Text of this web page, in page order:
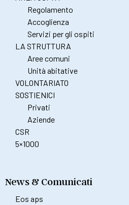
Regolamento
Accoglienza
Servizi per gli ospiti
LA STRUTTURA
Aree comuni
Unità abitative
VOLONTARIATO
SOSTIENICI
Privati
Aziende
CSR
5×1000
News & Comunicati
Eos aps